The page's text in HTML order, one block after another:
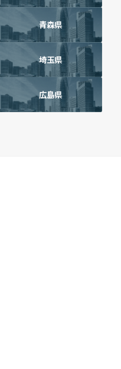
青森県
埼玉県
広島県